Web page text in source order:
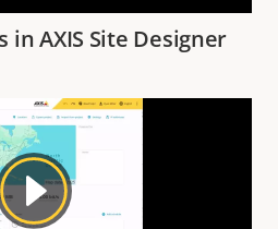
in AXIS Site Designer